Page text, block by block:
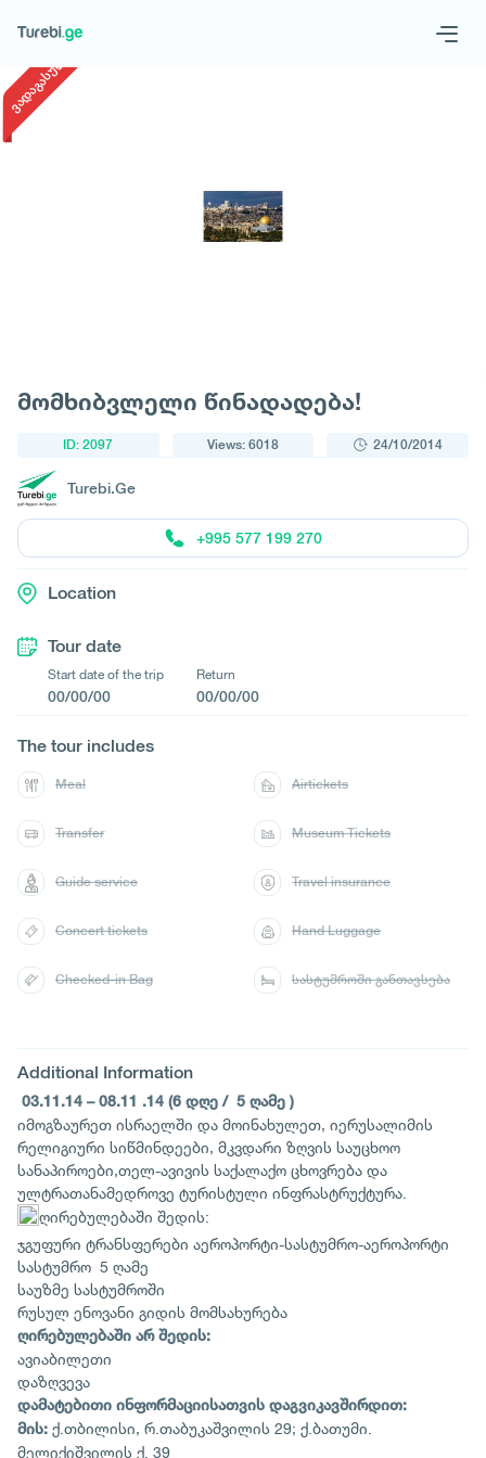
Request a tour
ვადაგასული
მომხიბვლელი წინადადება!
ID: 2097 Views: 6018 24/10/2014
Turebi.Ge
+995 577 199 270
Location
Tour date
Start date of the trip
00/00/00
Return
00/00/00
Additional Information
03.11.14 – 08.11 .14 (6 დღე / 5 ღამე )
იმოგზაურეთ ისრაელში და მოინახულეთ, იერუსალიმის
რელიგიური სიწმინდეები, მკვდარი ზღვის საუცხოო
სანაპიროები,თელ-ავივის საქალაქო ცხოვრება და
ულტრათანამედროვე ტურისტული ინფრასტრუქტურა.
ღირებულებაში შედის:
ჯგუფური ტრანსფერები აეროპორტი-სასტუმრო-აეროპორტი
სასტუმრო 5 ღამე
საუზმე სასტუმროში
რუსულ ენოვანი გიდის მომსახურება
ღირებულებაში არ შედის:
ავიაბილეთი
დაზღვევა
დამატებითი ინფორმაციისათვის დაგვიკავშირდით:
მის: ქ.თბილისი, რ.თაბუკაშვილის 29; ქ.ბათუმი.
მელიქიშვილის ქ. 39
The tour includes
Meal Airtickets
Transfer Museum Tickets
Guide service Travel insurance
Concert tickets Hand Luggage
Checked-in Bag სასტუმროში განთავსება